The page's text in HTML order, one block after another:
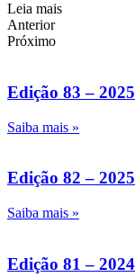
Leia mais
Anterior
Próximo
Edição 83 –
Saiba mais »
Edição 82 –
Saiba mais »
Edição 81 –